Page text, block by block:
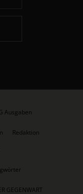
Ausgaben
Redaktion
GEGENWART